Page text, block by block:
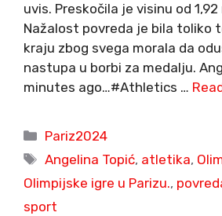
uvis. Preskočila je visinu od
Nažalost povreda je bila toliko
kraju zbog svega morala da
nastupa u borbi za medalju.
minutes ago…#Athletics …
Categories
Pariz2024
Tags
Angelina Topić, atletika,
Olimpijske igre u Parizu.,
sport